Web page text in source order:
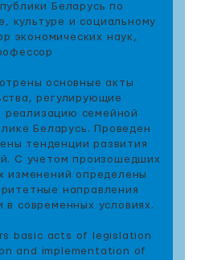
Беларусь по
культуре и социальному
экономических наук,
основные акты
регулирующие
реализацию семейной
Беларусь. Проведен
тенденции развития
С учетом произошедших
изменений определены
направления
в современных условиях.
basic acts of legislation
and implementation of